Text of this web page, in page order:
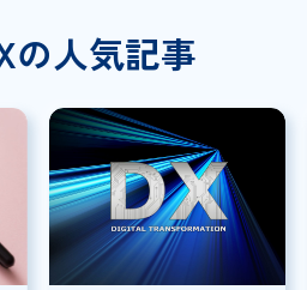
の人気記事